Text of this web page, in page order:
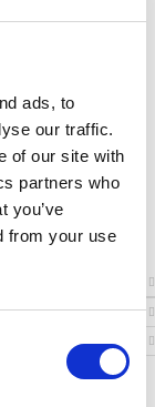
ads, to
our traffic.
of our site with
partners who
you’ve
from your use